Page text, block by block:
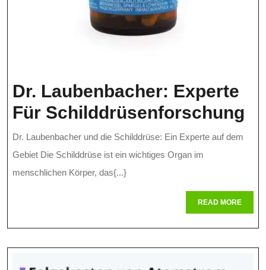
Dr. Laubenbacher: Experte
Für Schilddrüsenforschung
Dr. Laubenbacher und die Schilddrüse: Ein Experte auf dem
Gebiet Die Schilddrüse ist ein wichtiges Organ im
menschlichen Körper, das{...}
READ MOREREAD
MORE